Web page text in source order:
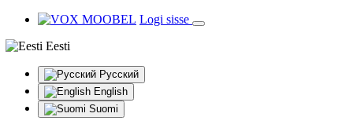
Logi sisse
Eesti
Русский
English
Suomi